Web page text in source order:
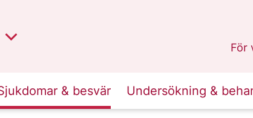
region
För
& besvär Undersökning &